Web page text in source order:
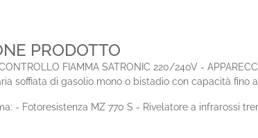
PRODOTTO
FIAMMA SATRONIC 220/240V -
soffiata di gasolio mono o bistadio con capacità
- Fotoresistenza MZ 770 S - Rivelatore a infrarossi